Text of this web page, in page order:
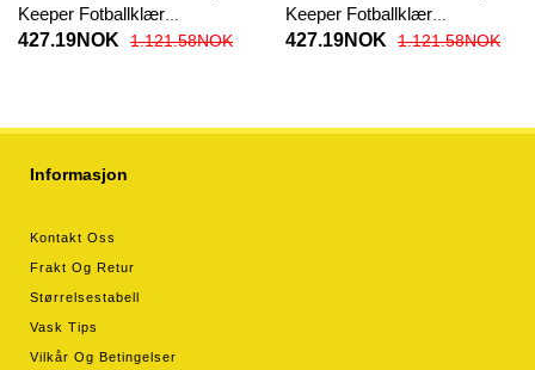
Keeper Fotballklær
Hjemmedrakt EM 2024
427.19NOK 1.121.58NOK
Keeper Fotballklær
Bortedrakt EM 2024
427.19NOK 1.121.58NOK
Informasjon
Kontakt Oss
Frakt Og Retur
Størrelsestabell
Vask Tips
Vilkår Og Betingelser